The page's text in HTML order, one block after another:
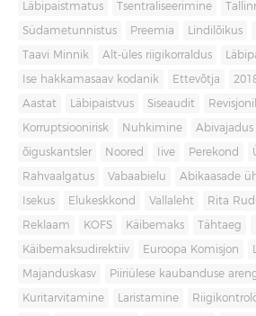
Läbipaistmatus Tsentraliseerimine
Südametunnistus Preemia Lindilõikus
Taavi Minnik Alt-üles riigikorraldus
Ise hakkamasaav kodanik Ettevõtja
Aastat Läbipaistvus Siseaudit
Korruptsioonirisk Nuhkimine Abivajadus
õiguskantsler Noored Iive Perekond
Rahvaalgatus Vabaabielu Abikaasade
Isekus Elukeskkond Vallaleht Rita
Reklaam KOFS Käibemaks Tähtaeg
Käibemaksudirektiiv Euroopa Komisjon
Majanduskasv Piiriülese kaubanduse
Kuritarvitamine Laristamine